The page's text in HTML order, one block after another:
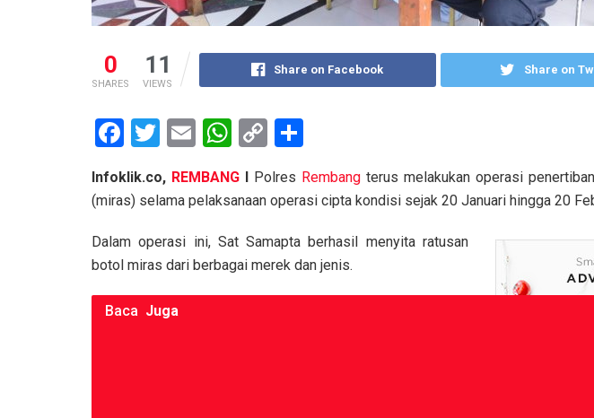
0
SHARES
11
VIEWS
Share on Facebook Share on
F
ce
b
o
o
k
T
tt
E
ail
W
at
A
p
p
C
py
Li
n
k
ar
Infoklik.co, REMBANG I Polres Rembang terus melakukan operasi
(miras) selama pelaksanaan operasi cipta kondisi sejak 20 Januari hingga 20
Dalam operasi ini, Sat Samapta berhasil menyita ratusan
botol miras dari berbagai merek dan jenis.
Baca Juga